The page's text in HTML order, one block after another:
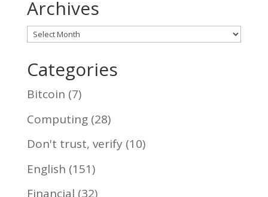
Archives
Archives
Categories
Bitcoin (7)
Computing(28)
Don't trust, verify (10)
English (151)
Financial (32)